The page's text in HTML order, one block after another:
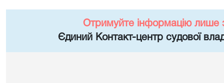
Отримуйте інформацію лише
Єдиний Контакт-центр судової